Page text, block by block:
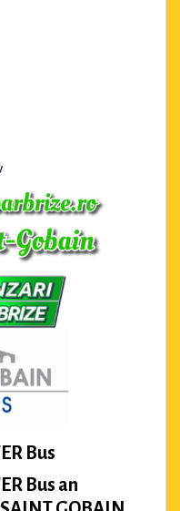
Bus
Bus an